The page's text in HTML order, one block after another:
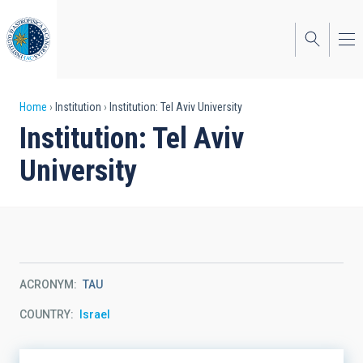
to
main
content
Breadcrumb
Home Institution Institution: Tel Aviv University
Institution: Tel Aviv
University
ACRONYM TAU
COUNTRY Israel